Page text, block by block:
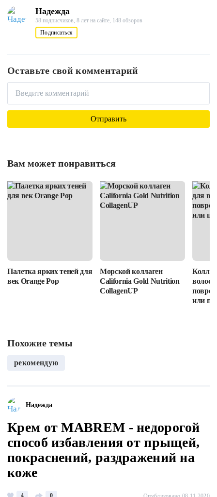
Надежда
58 подписчиков, 8 лет на сайте, 148 обзоров
Подписаться
Оставьте свой комментарий
Вам может понравиться
Палетка ярких теней для
век Orange Pop
Морской коллаген
California Gold Nutrition
CollagenUP
волос:
или
Похожие темы
рекомендую
Надежда
Крем от MABREM - недорогой
способ избавления от прыщей,
покраснений, раздражений на
коже
4 0